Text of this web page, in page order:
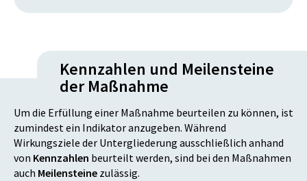
Kennzahlen und Meilensteine
der Maßnahme
Um die Erfüllung einer Maßnahme beurteilen zu können, ist
zumindest ein Indikator anzugeben. Während
Wirkungsziele der Untergliederung ausschließlich anhand
von Kennzahlen beurteilt werden, sind bei den Maßnahmen
auch Meilensteine zulässig.